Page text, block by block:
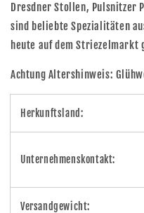
Dresdner Stollen, Pulsnitzer
sind beliebte Spezialitäten
heute auf dem Striezelmarkt
Achtung Altershinweis:
Herkunftsland:
Unternehmenskontakt:
Versandgewicht: